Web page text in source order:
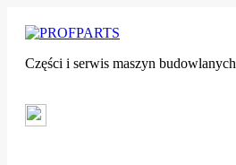
Części i serwis maszyn budowlanych